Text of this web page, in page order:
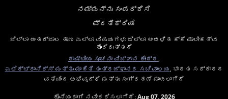
ನಮ್ಮನ್ನು ಸಂಪರ್ಕಿಸಿ
ಪ್ರತಿಕ್ರಿಯೆ
ಜಿಲ್ಲಾ ಅಂತರ್ಜಾಲ ತಾಣ ಎಲ್ಲಾ ವಿಷಯಗಳು ಜಿಲ್ಲಾ ಆಡಳಿತ ಕ್ಕೆ ಮಾಲೀಕತ್ವ
ಹೊಂದಿರುತ್ತದೆ
ರಾಷ್ಟೀಯ ಸೂಚನಾ ವಿಜ್ಞಾನ ಕೇಂದ್ರ
ಎಲೆಕ್ಟ್ರಾನಿಕ್ಸ್ ಮತ್ತು ಮಾಹಿತಿ ತಂತ್ರಜ್ಞಾನದ ಸಚಿವಾಲಯ , ಭಾರತ ಸರ್ಕಾರದ
ವತಿಯಿಂದ ಅಭಿವೃದ್ಧಿ ಮತ್ತು ಸಂಗ್ರಹಣೆ ಮಾಡಲಾಗಿದೆ
ಕೊನೆಯದಾಗಿ ನವೀಕರಿಸಲಾಗಿದೆ:Aug 07, 2026